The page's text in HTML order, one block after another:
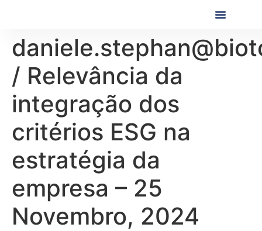
/ Relevância da
integração dos
critérios ESG na
estratégia da
empresa – 25
Novembro, 2024